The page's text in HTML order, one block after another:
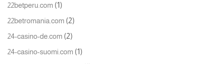
22betperu.com (1)
22betromania.com (2)
24-casino-de.com (2)
24-casino-suomi.com (1)